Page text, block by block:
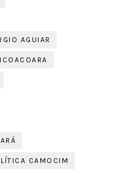
AGUIAR
CAMOCIM